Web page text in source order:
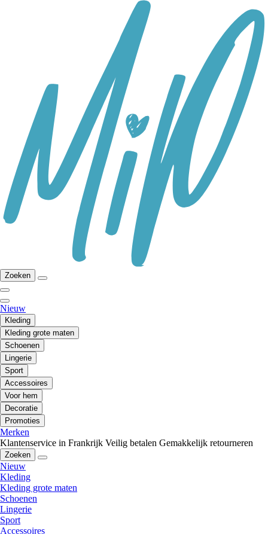
Zoeken
Nieuw
Kleding
Kleding grote maten
Schoenen
Lingerie
Sport
Accessoires
Voor hem
Decoratie
Promoties
Merken
Klantenservice in Frankrijk Veilig betalen Gemakkelijk retourneren
Zoeken
Nieuw
Kleding
Kleding grote maten
Schoenen
Lingerie
Sport
Accessoires